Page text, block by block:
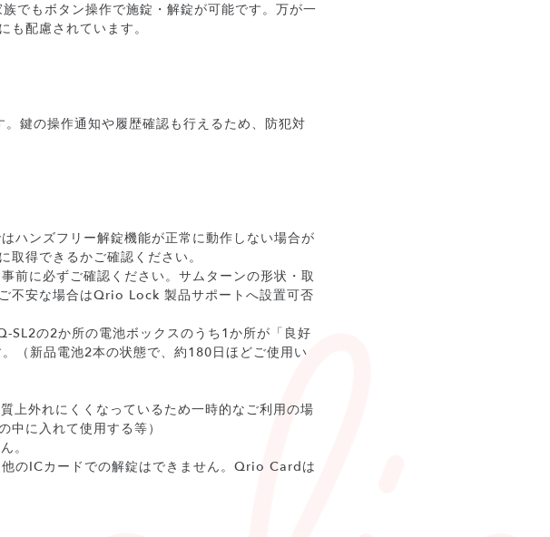
でもボタン操作で施錠・解錠が可能です。万が一
配慮されています。
鍵の操作通知や履歴確認も行えるため、防犯対
ハンズフリー解錠機能が正常に動作しない場合が
得できるかご確認ください。
前に必ずご確認ください。サムターンの形状・取
不安な場合はQrio Lock 製品サポートへ設置可否
SL2の2か所の電池ボックスのうち1か所が「良好
（新品電池2本の状態で、約180日ほどご使用い
上外れにくくなっているため一時的なご利用の場
に入れて使用する等）
。
のICカードでの解錠はできません。Qrio Cardは